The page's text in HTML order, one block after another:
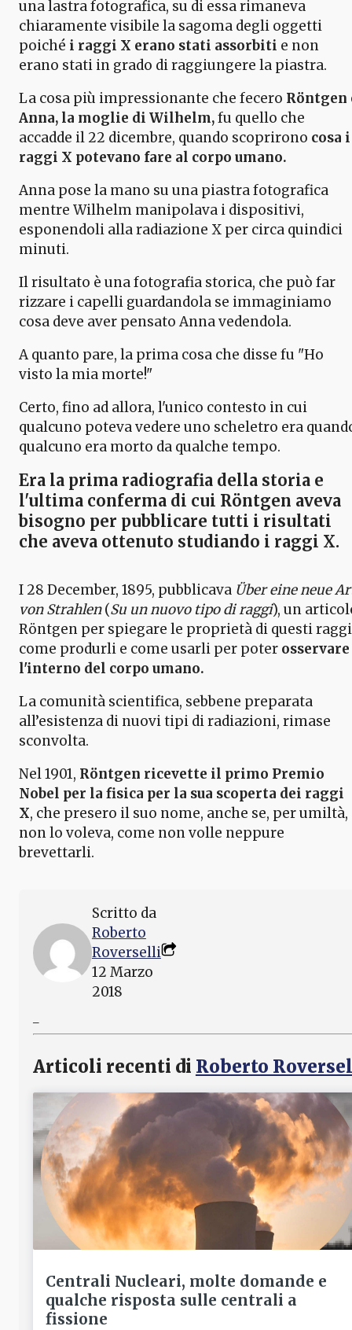
una lastra fotografica, su di essa rimaneva
chiaramente visibile la sagoma degli oggetti
poiché i raggi X erano stati assorbiti e non
erano stati in grado di raggiungere la piastra.
La cosa più impressionante che fecero Röntgen
Anna, la moglie di Wilhelm,fu quello che
accadde il 22 dicembre, quando scoprirono cosa i
raggi X potevano fare al corpo umano.
Anna pose la mano su una piastra fotografica
mentre Wilhelm manipolava i dispositivi,
esponendoli alla radiazione X per circa quindici
minuti.
Il risultato è una fotografia storica, che può far
rizzare i capelli guardandola se immaginiamo
cosa deve aver pensato Anna vedendola.
A quanto pare, la prima cosa che disse fu "Ho
visto la mia morte!"
Certo, fino ad allora, l'unico contesto in cui
qualcuno poteva vedere uno scheletro era
qualcuno era morto da qualche tempo.
Era la prima radiografia della storia e
l'ultima conferma di cui Röntgen aveva
bisogno per pubblicare tutti i risultati
che aveva ottenuto studiando i raggi X.
I 28 December, 1895, pubblicava Über eine neue
von Strahlen(Su un nuovo tipo di raggi), un
Röntgen per spiegare le proprietà di questi
come produrli e come usarli per poter osservare
l'interno del corpo umano.
La comunità scientifica, sebbene preparata
all’esistenza di nuovi tipi di radiazioni, rimase
sconvolta.
Nel 1901, Röntgen ricevette il primo Premio
Nobel per la fisica per la sua scoperta dei raggi
X, che presero il suo nome, anche se, per umiltà,
non lo voleva, come non volle neppure
brevettarli.
Scritto da
Roberto
Roverselli
12 Marzo
2018
Articoli recenti di Roberto
Centrali Nucleari, molte domande e
qualche risposta sulle centrali a
fissione